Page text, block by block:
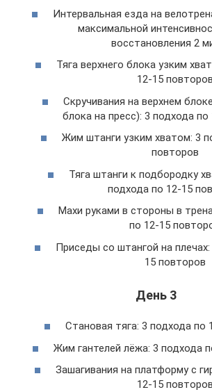
Интервальная езда на
максимальной
восстановления 2
Тяга верхнего блока узким
12-15 повторов
Скручивания на верхнем
блока на пресс): 3 подхода
Жим штанги узким хватом: 3
повторов
Тяга штанги к подбородку
подхода по 12-15
Махи руками в стороны в
по 12-15
Приседы со штангой на
15 повторов
День 3
Становая тяга: 3 подхода по
Жим гантелей лёжа: 3 подхода
Зашагивания на платформу с
12-15 повторов